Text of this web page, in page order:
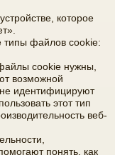
которое
типы файлов cookie:
cookie нужны,
возможной
идентифицируют
этот тип
веб-
понять, как